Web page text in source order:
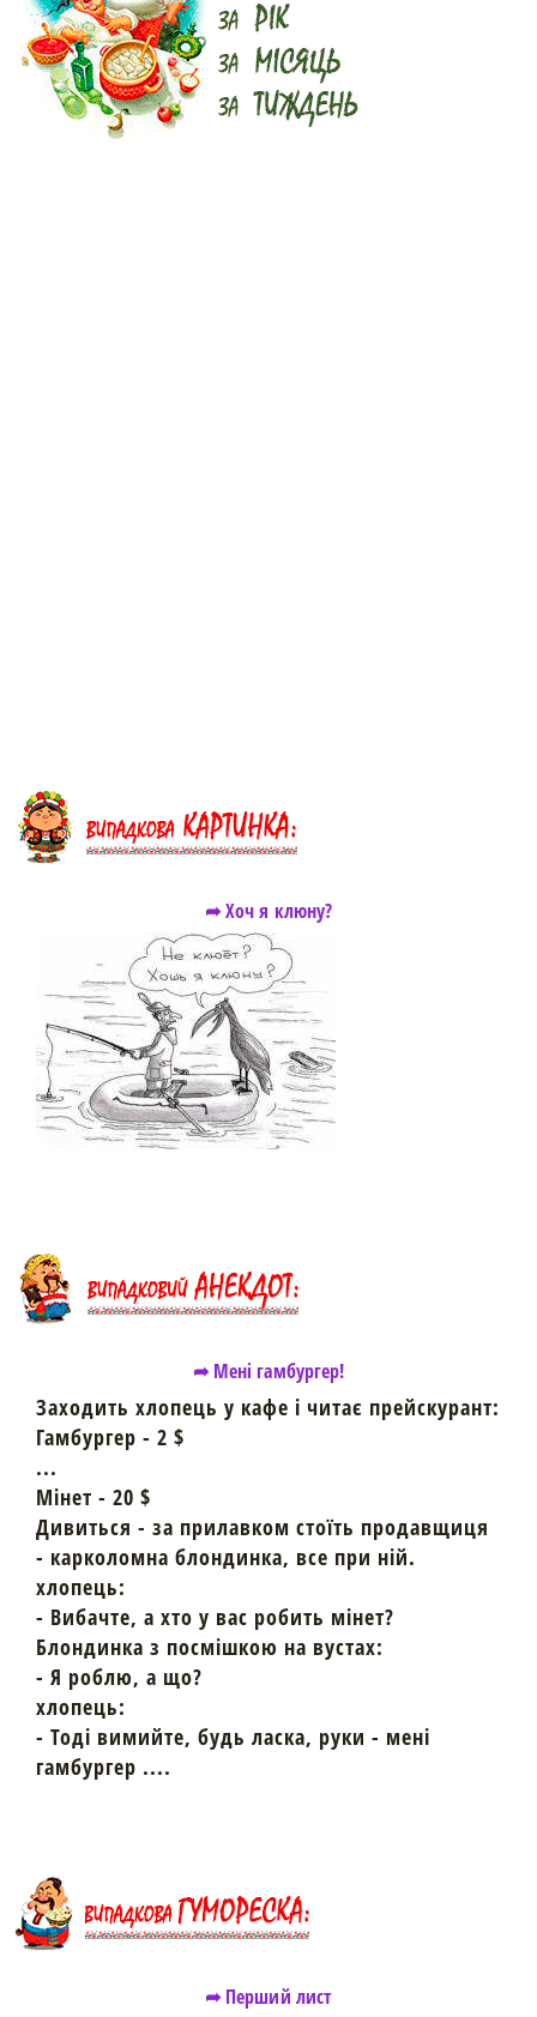
➦ Хоч я клюну?
➦ Мені гамбургер!
Заходить хлопець у кафе і читає прейскурант:
Гамбургер - 2 $
...
Мінет - 20 $
Дивиться - за прилавком стоїть продавщиця
- карколомна блондинка, все при ній.
хлопець:
- Вибачте, а хто у вас робить мінет?
Блондинка з посмішкою на вустах:
- Я роблю, а що?
хлопець:
- Тоді вимийте, будь ласка, руки - мені
гамбургер ....
➦ Перший лист